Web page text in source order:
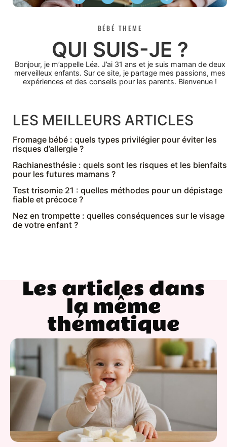
BÉBÉ THEME
QUI SUIS-JE ?
Bonjour, je m’appelle Léa. J’ai 31 ans et je suis maman de deux
merveilleux enfants. Sur ce site, je partage mes passions, mes
expériences et des conseils pour les parents. Bienvenue !
LES MEILLEURS ARTICLES
Fromage bébé : quels types privilégier pour éviter les
risques d’allergie ?
Rachianesthésie : quels sont les risques et les bienfaits
pour les futures mamans ?
Test trisomie 21 : quelles méthodes pour un dépistage
fiable et précoce ?
Nez en trompette : quelles conséquences sur le visage
de votre enfant ?
Les articles dans
la même
thématique